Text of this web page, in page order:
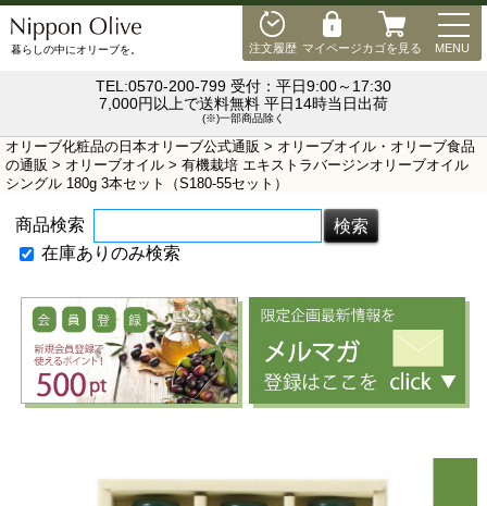
注文履歴 マイページカゴを見る MENU
暮らしの中にオリーブを。
TEL:0570-200-799 受付：平日9:00～17:30
7,000円以上で送料無料 平日14時当日出荷
(※)一部商品除く
オリーブ化粧品の日本オリーブ公式通販 > オリーブオイル・オリーブ食品
の通販 > オリーブオイル > 有機栽培 エキストラバージンオリーブオイル
シングル 180g 3本セット（S180-55セット）
商品検索
在庫ありのみ検索